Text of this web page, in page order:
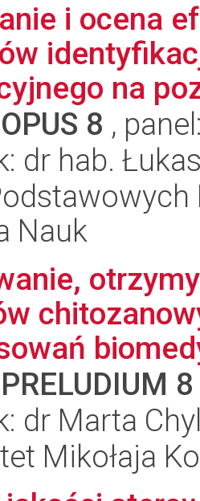
i ocena
na
OPUS 8 ,
dr hab.
Nauk
PRELUDIUM 8
dr Marta
Mikołaja